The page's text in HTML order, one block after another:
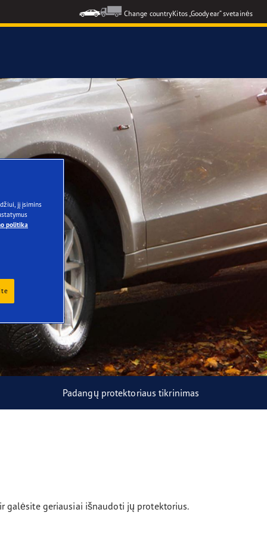
Change countryKitos „Goodyear“ svetainės
3
Padangų protektoriaus tikrinimas
galėsite geriausiai išnaudoti jų protektorius.
jį įsimins
politika